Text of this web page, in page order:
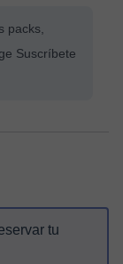
packs,
Suscríbete
tu